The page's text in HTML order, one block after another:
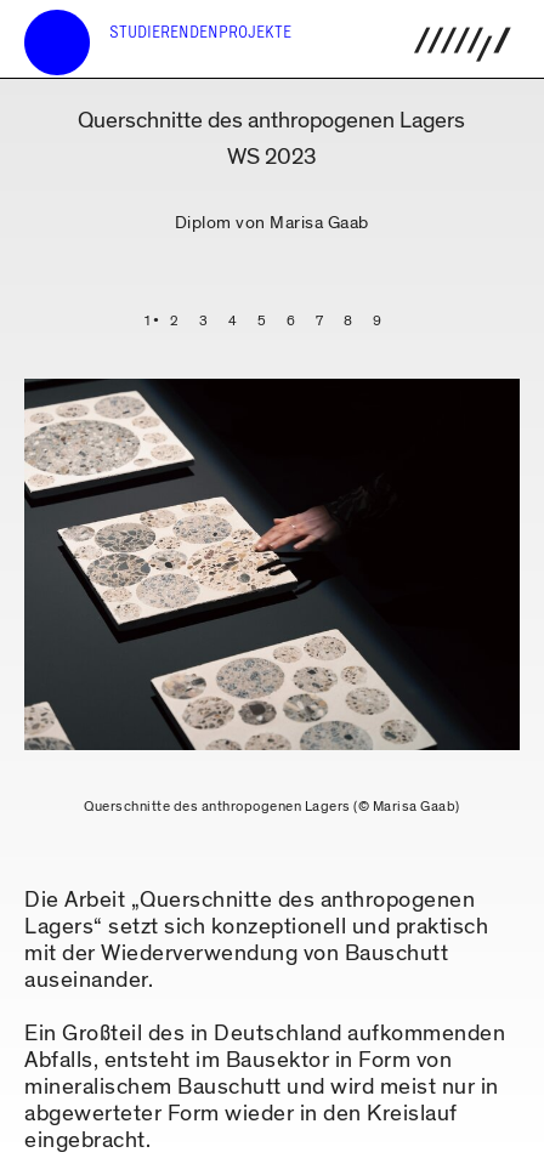
STUDIERENDENPROJEKTE
Querschnitte des anthropogenen Lagers
WS 2023
Diplom von Marisa Gaab
1 2 3 4 5 6 7 8 9
Querschnitte des anthropogenen Lagers (© Marisa Gaab)
Die Arbeit „Querschnitte des anthropogenen
Lagers“ setzt sich konzeptionell und praktisch
mit der Wiederverwendung von Bauschutt
auseinander.
Ein Großteil des in Deutschland aufkommenden
Abfalls, entsteht im Bausektor in Form von
mineralischem Bauschutt und wird meist nur in
abgewerteter Form wieder in den Kreislauf
eingebracht.